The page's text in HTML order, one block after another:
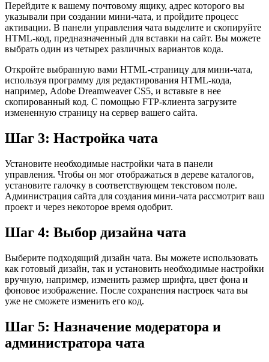
Перейдите к вашему почтовому ящику, адрес которого вы
указывали при создании мини-чата, и пройдите процесс
активации. В панели управления чата выделите и скопируйте
HTML-код, предназначенный для вставки на сайт. Вы можете
выбрать один из четырех различных вариантов кода.
Откройте выбранную вами HTML-страницу для мини-чата,
используя программу для редактирования HTML-кода,
например, Adobe Dreamweaver CS5, и вставьте в нее
скопированный код. С помощью FTP-клиента загрузите
измененную страницу на сервер вашего сайта.
Шаг 3: Настройка чата
Установите необходимые настройки чата в панели
управления. Чтобы он мог отображаться в дереве каталогов,
установите галочку в соответствующем текстовом поле.
Администрация сайта для создания мини-чата рассмотрит ваш
проект и через некоторое время одобрит.
Шаг 4: Выбор дизайна чата
Выберите подходящий дизайн чата. Вы можете использовать
как готовый дизайн, так и установить необходимые настройки
вручную, например, изменить размер шрифта, цвет фона и
фоновое изображение. После сохранения настроек чата вы
уже не сможете изменить его код.
Шаг 5: Назначение модератора и
администратора чата